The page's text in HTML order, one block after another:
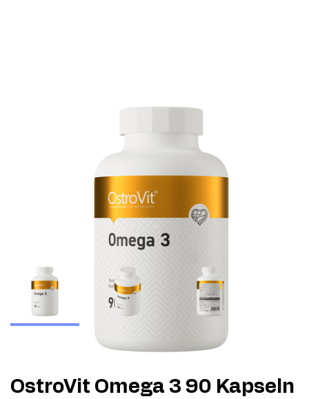
OstroVit Omega 3 90 Kapseln